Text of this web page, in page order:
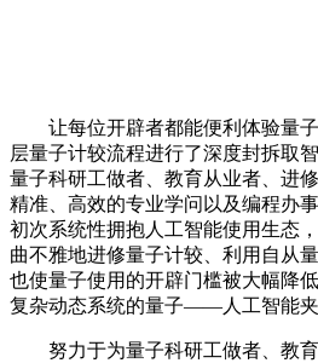
让每位开辟者都能便利体验量子
层量子计较流程进行了深度封拆取
量子科研工做者、教育从业者、进
精准、高效的专业学问以及编程办
初次系统性拥抱人工智能使用生态
曲不雅地进修量子计较、利用自从
也使量子使用的开辟门槛被大幅降
复杂动态系统的量子——人工智能夹
努力于为量子科研工做者、教育